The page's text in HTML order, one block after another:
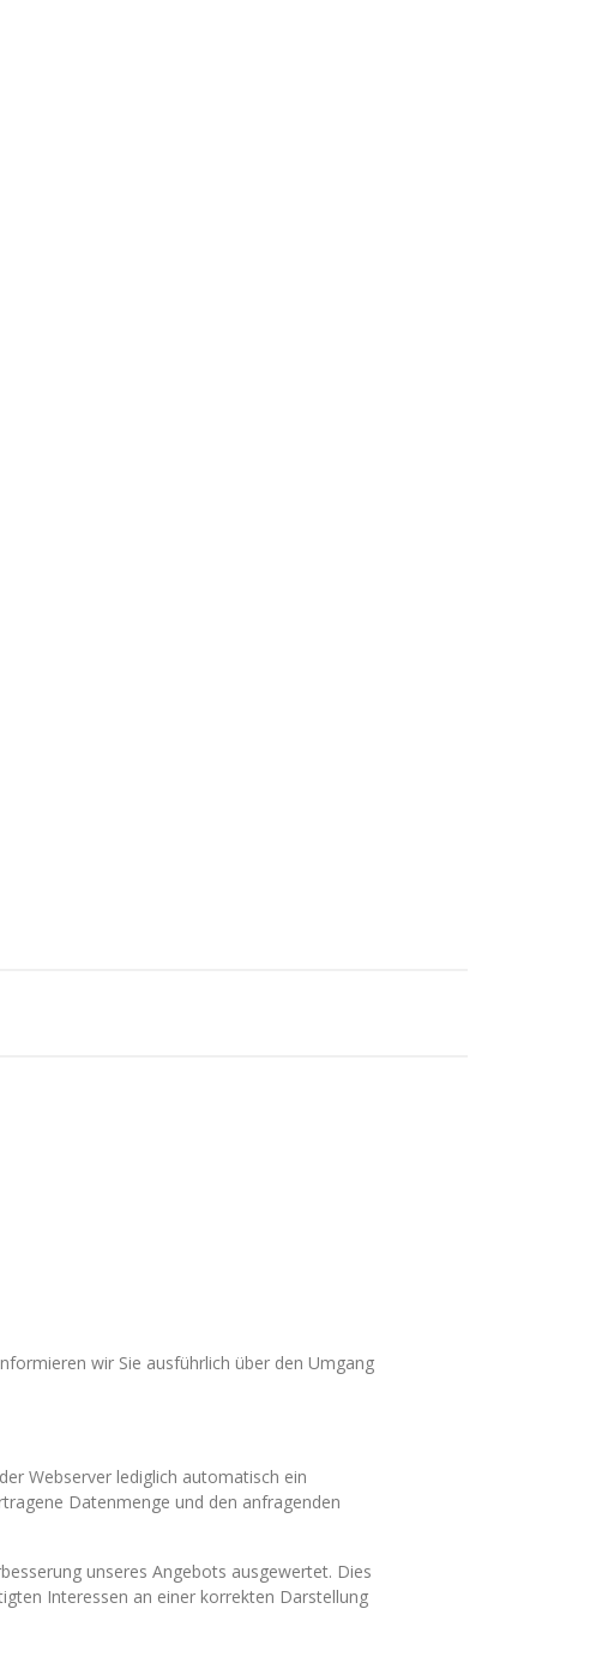
wir Sie ausführlich über den Umgang
Webserver lediglich automatisch ein
Datenmenge und den anfragenden
unseres Angebots ausgewertet. Dies
Interessen an einer korrekten Darstellung